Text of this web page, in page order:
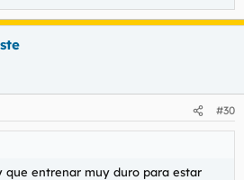
#30
que entrenar muy duro para estar